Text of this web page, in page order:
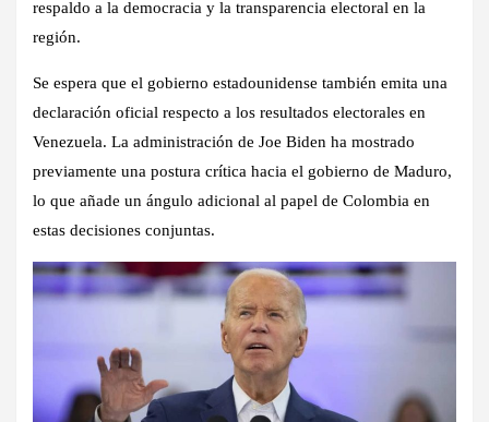
respaldo a la democracia y la transparencia electoral en la
región.
Se espera que el gobierno estadounidense también emita una
declaración oficial respecto a los resultados electorales en
Venezuela. La administración de Joe Biden ha mostrado
previamente una postura crítica hacia el gobierno de Maduro,
lo que añade un ángulo adicional al papel de Colombia en
estas decisiones conjuntas.